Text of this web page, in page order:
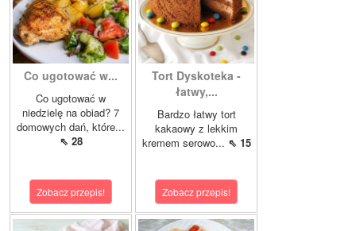
Co ugotować w...
Co ugotować w
niedzielę na obiad? 7
domowych dań, które...
⇖ 28
Zobacz przepis!
Tort Dyskoteka -
łatwy,...
Bardzo łatwy tort
kakaowy z lekkim
kremem serowo... ⇖ 15
Zobacz przepis!